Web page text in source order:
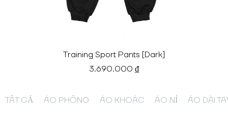
Training Sport Pants [Dark]
3.690.000 ₫
TẤT CẢ ÁO PHÔNG ÁO KHOÁC ÁO NỈ ÁO DÀI